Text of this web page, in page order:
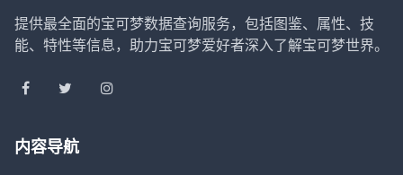
密码错误，请重新输入
提供最全面的宝可梦数据查询服务，包括图鉴、属性、技
能、特性等信息，助力宝可梦爱好者深入了解宝可梦世界。
内容导航